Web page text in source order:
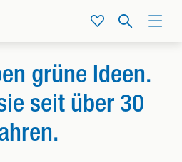
Menü
Suche
Service
grüne Ideen.
seit über 30